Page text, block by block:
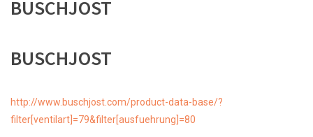
BUSCHJOST
BUSCHJOST
http://www.buschjost.com/product-data-base/?
filter[ventilart]=79&filter[ausfuehrung]=80